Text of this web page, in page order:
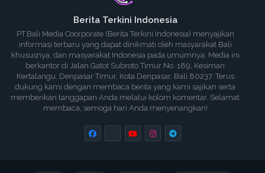
Berita Terkini Indonesia
PT.Bali Media Coorporate (Berita Terkini Indonesia) menyajikan
informasi terbaru yang dapat dinikmati oleh masyarakat Bali
khususnya, dan masyarakat Indonesia pada umumnya. Media ini
berkantor di Jalan Gatot Subroto Timur No. 189, Kesiman
Kertalangu, Denpasar Timur, Kota Denpasar, Bali 80237. Terus
dukung kami dengan membaca berita yang kami sajikan serta
memberikan tanggapan Anda melalui kolom komentar. Selamat
membaca, semoga hari Anda menyenangkan!